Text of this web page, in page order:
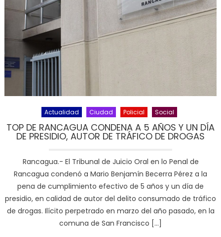
Actualidad Ciudad Policial Social
TOP DE RANCAGUA CONDENA A 5 AÑOS Y UN DÍA
DE PRESIDIO, AUTOR DE TRÁFICO DE DROGAS
Rancagua.- El Tribunal de Juicio Oral en lo Penal de
Rancagua condenó a Mario Benjamín Becerra Pérez a la
pena de cumplimiento efectivo de 5 años y un día de
presidio, en calidad de autor del delito consumado de tráfico
de drogas. Ilícito perpetrado en marzo del año pasado, en la
comuna de San Francisco […]